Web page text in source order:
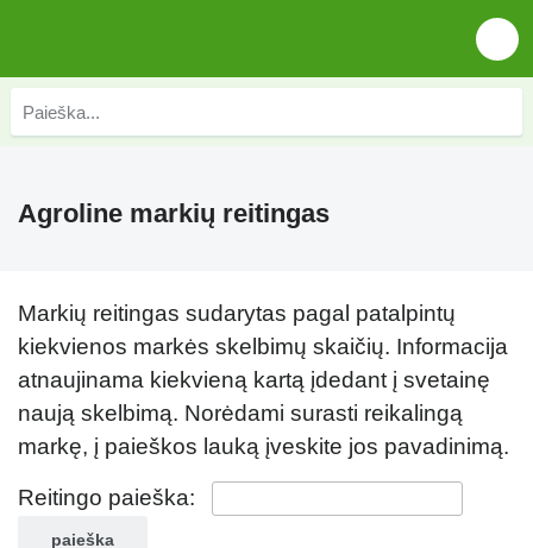
Agroline markių reitingas
Markių reitingas sudarytas pagal patalpintų
kiekvienos markės skelbimų skaičių. Informacija
atnaujinama kiekvieną kartą įdedant į svetainę
naują skelbimą. Norėdami surasti reikalingą
markę, į paieškos lauką įveskite jos pavadinimą.
Reitingo paieška: